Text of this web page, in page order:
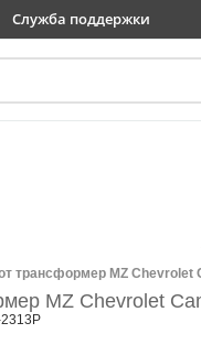
Служба поддержки
трансформер MZ Chevrolet
MZ Chevrolet